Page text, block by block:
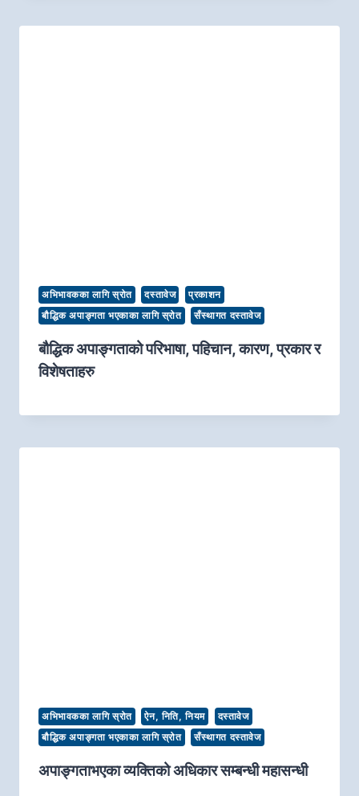
अभिभावकका लागि स्रोत दस्तावेज
प्रकाशन
बौद्धिक अपाङ्गता भएकाका लागि स्रोत
सँस्थागत दस्तावेज
बौद्धिक अपाङ्गताको परिभाषा, पहिचान, कारण, प्रकार र
विशेषताहरु
अभिभावकका लागि स्रोत ऐन, निति, नियम
दस्तावेज
बौद्धिक अपाङ्गता भएकाका लागि स्रोत
सँस्थागत दस्तावेज
अपाङ्गताभएका व्यक्तिको अधिकार सम्बन्धी महासन्धी